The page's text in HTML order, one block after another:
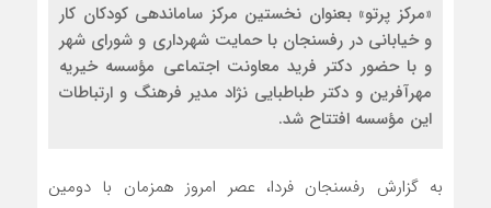
«مرکز پرتو» بعنوان نخستین مرکز ساماندهی کودکان کار
و خیابانی در رفسنجان با حمایت شهرداری و شورای شهر
و با حضور دکتر فرید معاونت اجتماعی مؤسسه خیریه
مهرآفرین و دکتر طباطبایی نژاد مدیر فرهنگ و ارتباطات
این مؤسسه افتتاح شد.
به گزارش رفسنجان فردا، عصر امروز همزمان با دومین